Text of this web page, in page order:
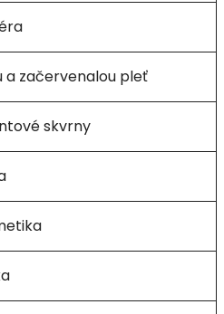
a začervenalou pleť
skvrny